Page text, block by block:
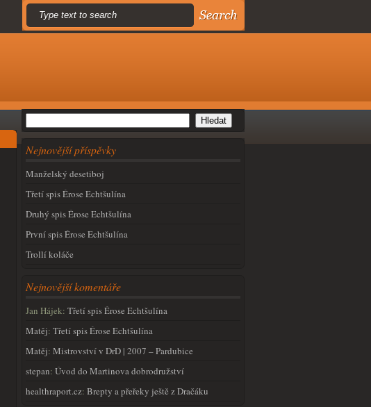
Nejnovější příspěvky
Manželský desetiboj
Třetí spis Érose Echtšulína
Druhý spis Érose Echtšulína
První spis Érose Echtšulína
Trollí koláče
Nejnovější komentáře
Jan Hájek: Třetí spis Érose Echtšulína
Matěj: Třetí spis Érose Echtšulína
Matěj: Mistrovství v DrD | 2007 – Pardubice
stepan: Úvod do Martinova dobrodružství
healthraport.cz: Brepty a přeřeky ještě z Dračáku